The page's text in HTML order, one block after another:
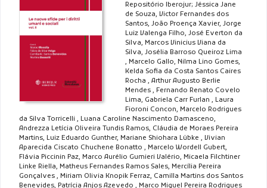
Repositório Iberojur; Jéssica Jane
de Souza, Victor Fernandes dos
Santos, João Proença Xavier, Jorge
Luiz Valenga Filho, José Everton da
Silva, Marcos Vinicius Viana da
Silva, Josélia Barroso Queiroz Lima
, Marcelo Gallo, Nilma Lino Gomes,
Kelda Sofia da Costa Santos Caires
Rocha , Arthur Augusto Berlie
Mendes , Fernando Renato Covelo
Lima, Gabriela Carr Furlan , Laura
Fioroni Concon, Marcelo Rodrigues
da Silva Torricelli , Luana Caroline Nascimento Damasceno,
Andrezza Letícia Oliveira Tundis Ramos, Cláudia de Moraes Pereira
Martins, Luiz Eduardo Gunther, Mariane Shiohara Lübke , Vivian
Aparecida Ciscato Chuchene Bonatto , Marcelo Wordell Gubert,
Flávia Piccinin Paz, Marco Aurélio Gumieri Valério, Micaela Filchtiner
Linke Riella, Matheus Fernandes Ramos Sales, Mercília Pereira
Gonçalves , Miriam Olivia Knopik Ferraz, Camilla Martins dos Santos
Benevides, Patrícia Anjos Azevedo , Marco Miguel Pereira Rodrigues